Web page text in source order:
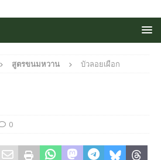
สูตรขนมหวาน บัวลอยเผือก
0